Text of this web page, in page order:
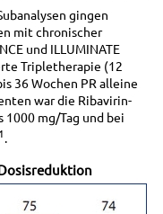
gingen
mit chronischer
und ILLUMINATE
Tripletherapie (12
36 Wochen PR alleine
war die Ribavirin-
1000 mg/Tag und bei
1.